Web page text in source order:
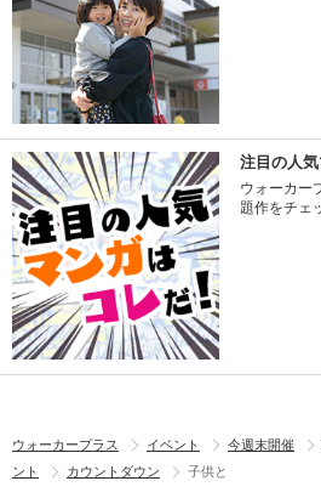
注目の人気
ウォーカー
題作をチェ
ウォーカープラス イベント 今週末開催
ント
カウントダウン 子供と